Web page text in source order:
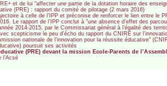
et de lui "affecter une partie de la dotation horaire des
(PRE) : rapport du comité de pilotage (2 mars 2016)
à celle de l’IPP et préconise de renforcer le lien entre le
Le rapport de l’IPP conclut à "une absence d’effet des
2014-2015, par le Commissariat général à l’égalité des
scepticisme le peu d’écho du rapport du CNIRE sur
nationale de l’innovation pour la réussite éducative"
poursuit ses activités
(PRE) devant la mission Ecole-Parents de
l’Acsé